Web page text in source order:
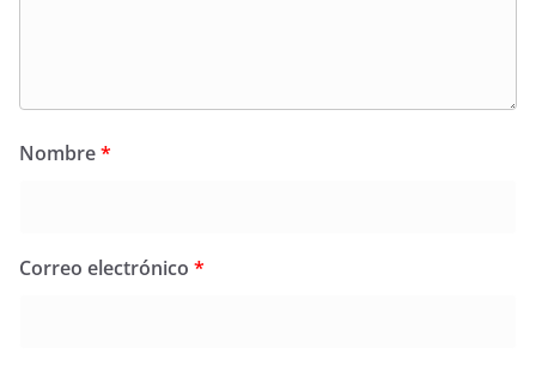
Nombre*
Correo electrónico *